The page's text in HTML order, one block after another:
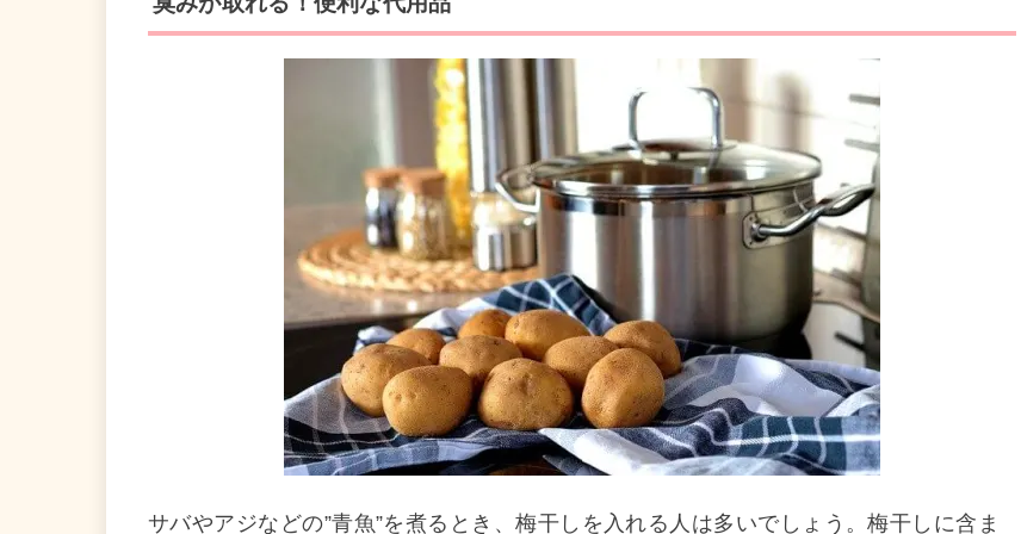
サバやアジなどの”青魚”を煮るとき、梅干しを入れる人は多いでしょう。梅干しに含ま